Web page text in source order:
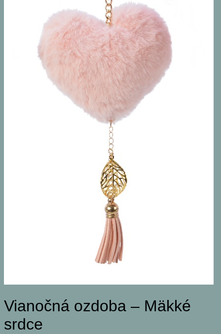
Vianočná ozdoba – Mäkké
srdce